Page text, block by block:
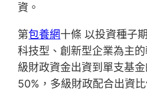
資。
第包養網十條 以投資種子
科技型、創新型企業為主
級財政資金出資到單支基
50%，多級財政配合出資